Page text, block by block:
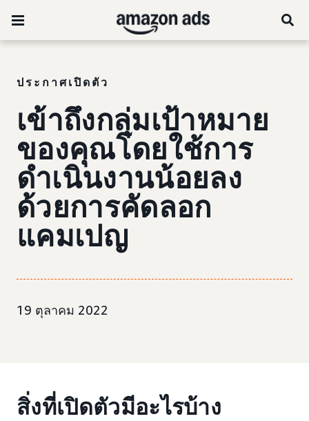
ประกาศเปิดตัว
เข้าถึงกลุ่มเป้าหมาย
ของคุณโดยใช้การ
ดำเนินงานน้อยลง
ด้วยการคัดลอก
แคมเปญ
19 ตุลาคม 2022
สิ่งที่เปิดตัวมีอะไรบ้าง